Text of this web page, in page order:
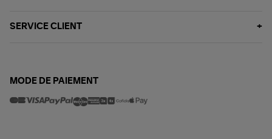
SERVICE CLIENT
MODE DE PAIEMENT